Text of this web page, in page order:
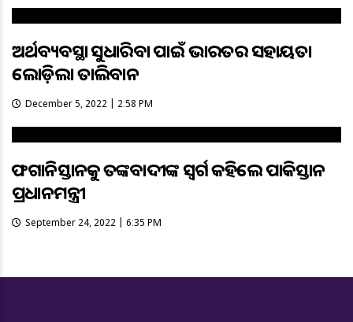
ଅର୍ଥବ୍ୟବସ୍ଥା ସୁଧାରିବା ପାଇଁ ଭାରତର ସହାୟତା
ଲୋଡ଼ିଲା ତାଲିବାନ
December 5, 2022 | 2:58 PM
ଆଫଗାନିସ୍ତାନକୁ ଆତଙ୍କବାଦୀଙ୍କ ସ୍ବର୍ଗ କହିଲେ ପାକିସ୍ତାନ
ପ୍ରଧାନମନ୍ତ୍ରୀ
September 24, 2022 | 6:35 PM